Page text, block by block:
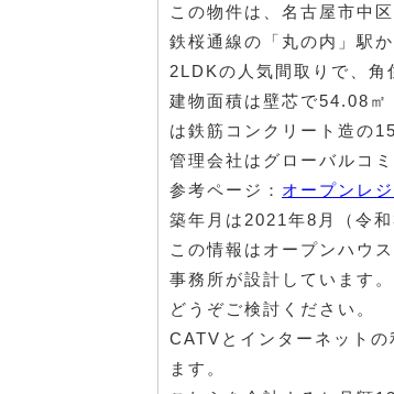
この物件は、名古屋市中
鉄桜通線の「丸の内」駅
2LDKの人気間取りで、角
建物面積は壁芯で54.08
は鉄筋コンクリート造の
管理会社はグローバルコ
参考ページ： オープンレ
築年月は2021年8月（令和
この情報はオープンハウ
事務所が設計しています。
どうぞご検討ください。
CATVとインターネット
ます。